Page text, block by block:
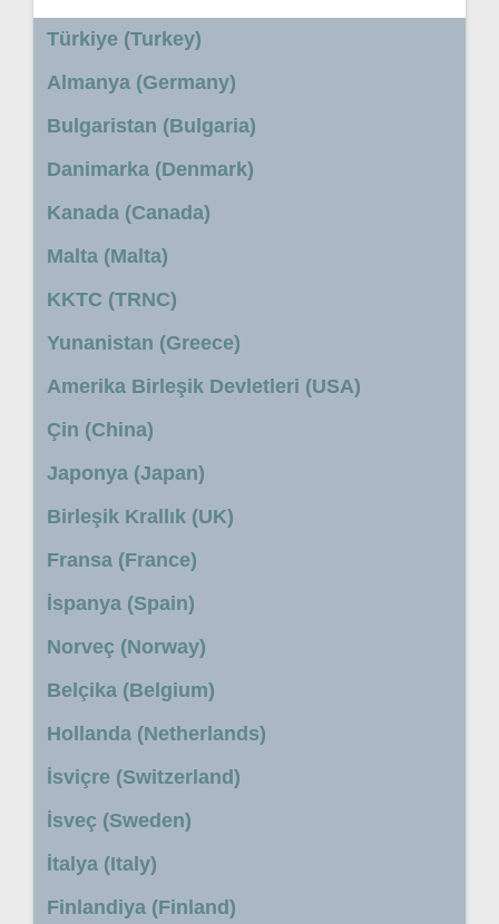
Türkiye (Turkey)
Almanya (Germany)
Bulgaristan (Bulgaria)
Danimarka (Denmark)
Kanada (Canada)
Malta (Malta)
KKTC (TRNC)
Yunanistan (Greece)
Amerika Birleşik Devletleri (USA)
Çin (China)
Japonya (Japan)
Birleşik Krallık (UK)
Fransa (France)
İspanya (Spain)
Norveç (Norway)
Belçika (Belgium)
Hollanda (Netherlands)
İsviçre (Switzerland)
İsveç (Sweden)
İtalya (Italy)
Finlandiya (Finland)